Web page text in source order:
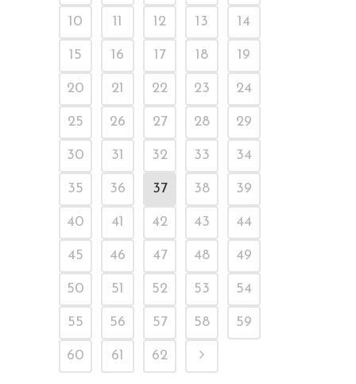
10 11 12 13 14
15 16 17 18 19
20 21 22 23 24
25 26 27 28 29
30 31 32 33 34
35 36 37 38 39
40 41 42 43 44
45 46 47 48 49
50 51 52 53 54
55 56 57 58 59
60 61 62